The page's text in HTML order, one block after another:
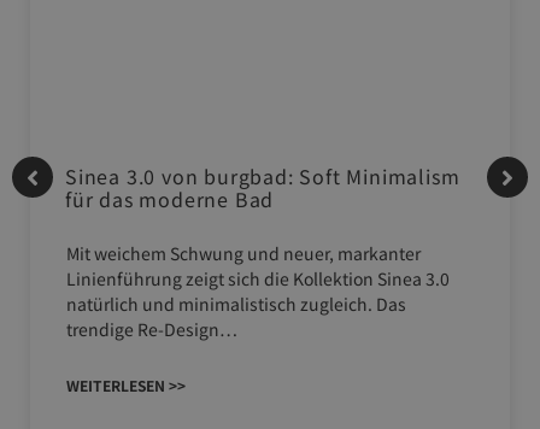
Sinea 3.0 von burgbad: Soft Minimalism
für das moderne Bad
Mit weichem Schwung und neuer, markanter
Linienführung zeigt sich die Kollektion Sinea 3.0
natürlich und minimalistisch zugleich. Das
trendige Re-Design…
WEITERLESEN >>